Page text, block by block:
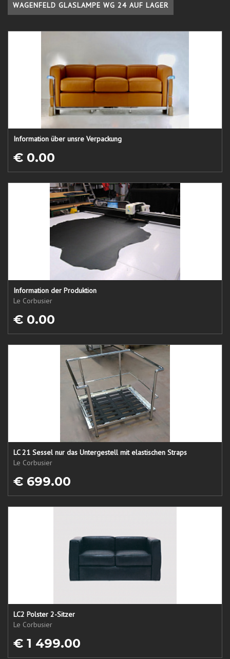
WAGENFELD GLASLAMPE WG 24 AUF LAGER
Information über unsre Verpackung
€ 0.00
Information der Produktion
Le Corbusier
€ 0.00
LC 21 Sessel nur das Untergestell mit elastischen Straps
Le Corbusier
€ 699.00
LC2 Polster 2-Sitzer
Le Corbusier
€ 1 499.00